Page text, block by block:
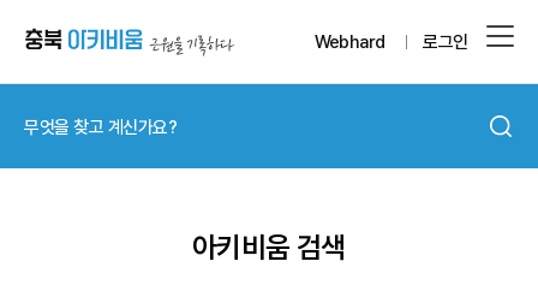
Webhard 로그인
아키비움 검색